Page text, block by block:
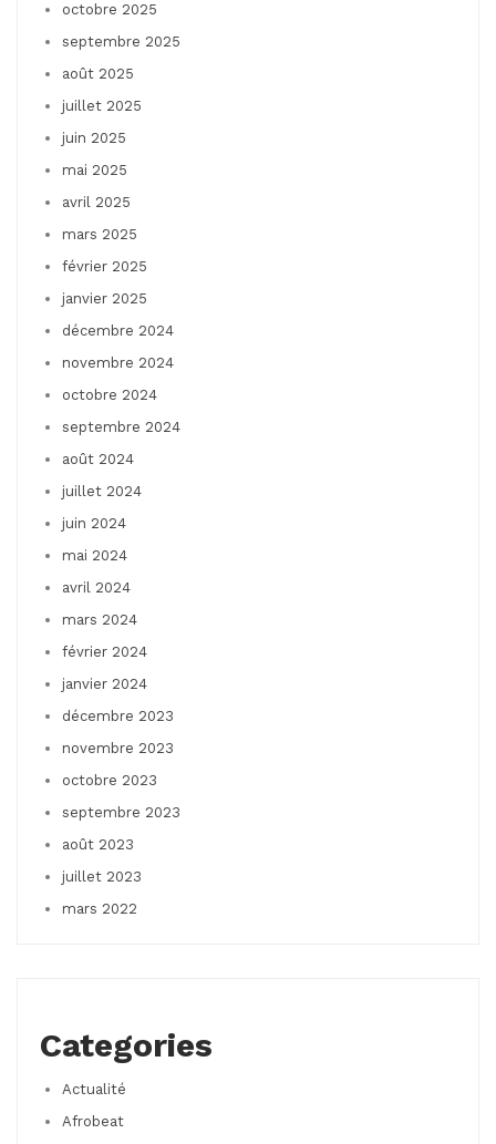
octobre 2025
septembre 2025
août 2025
juillet 2025
juin 2025
mai 2025
avril 2025
mars 2025
février 2025
janvier 2025
décembre 2024
novembre 2024
octobre 2024
septembre 2024
août 2024
juillet 2024
juin 2024
mai 2024
avril 2024
mars 2024
février 2024
janvier 2024
décembre 2023
novembre 2023
octobre 2023
septembre 2023
août 2023
juillet 2023
mars 2022
Categories
Actualité
Afrobeat